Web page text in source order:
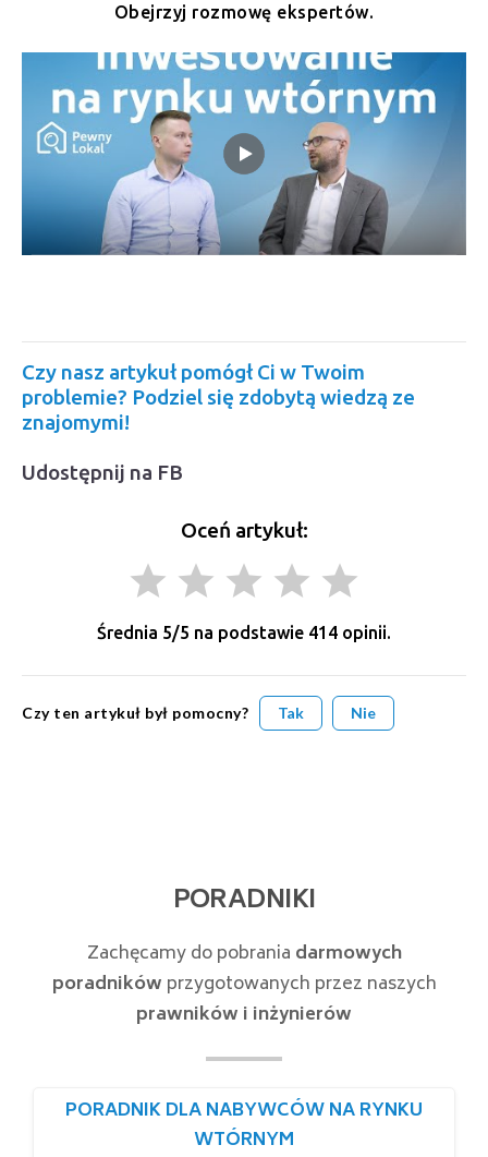
Obejrzyj rozmowę ekspertów.
Czy nasz artykuł pomógł Ci w Twoim
problemie? Podziel się zdobytą wiedzą ze
znajomymi!
Udostępnij na FB
Oceń artykuł:
grade grade grade grade grade
Średnia 5/5 na podstawie 414 opinii.
Czy ten artykuł był pomocny? Tak Nie
PORADNIKI
Zachęcamy do pobrania darmowych
poradników przygotowanych przez naszych
prawników i inżynierów
PORADNIK DLA NABYWCÓW NA RYNKU
WTÓRNYM